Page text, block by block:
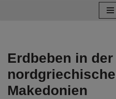
Erdbeben in der
Makedonien